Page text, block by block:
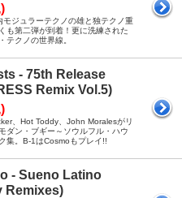
モジュラーテクノの雄と独テクノ重
も第二弾が到着！更に洗練された
テクノの世界線。
- 75th Release
Remix Vol.5)
、Hot Toddy、John Moralesがリ
ダン・ブギー～ソウルフル・ハウ
集。B-1はCosmoもプレイ!!
- Sueno Latino
Remixes)